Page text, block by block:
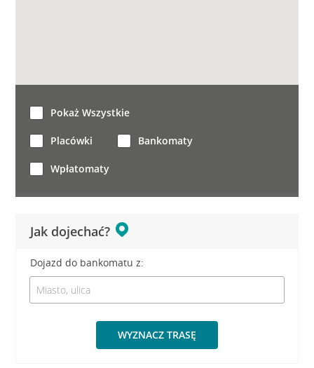
Jak dojechać?
Dojazd do bankomatu z:
WYZNACZ TRASĘ
Pokaż Wszystkie
Placówki Bankomaty
Wpłatomaty